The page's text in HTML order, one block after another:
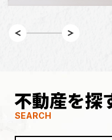
不動産を探
SEARCH